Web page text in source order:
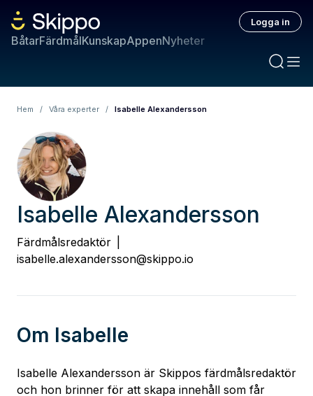
BåtarFärdmålKunskapAppenNyheter
Logga in
Hem / Våra experter / Isabelle Alexandersson
Isabelle Alexandersson
Färdmålsredaktör
isabelle.alexandersson@skippo.io
Om Isabelle
Isabelle Alexandersson är Skippos färdmålsredaktör
och hon brinner för att skapa innehåll som får